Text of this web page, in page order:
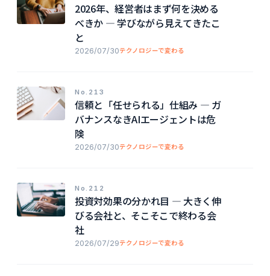
2026年、経営者はまず何を決める
べきか ― 学びながら見えてきたこ
と
2026/07/30テクノロジーで変わる
No.213
信頼と「任せられる」仕組み ― ガ
バナンスなきAIエージェントは危
険
2026/07/30テクノロジーで変わる
No.212
投資対効果の分かれ目 ― 大きく伸
びる会社と、そこそこで終わる会
社
2026/07/29テクノロジーで変わる